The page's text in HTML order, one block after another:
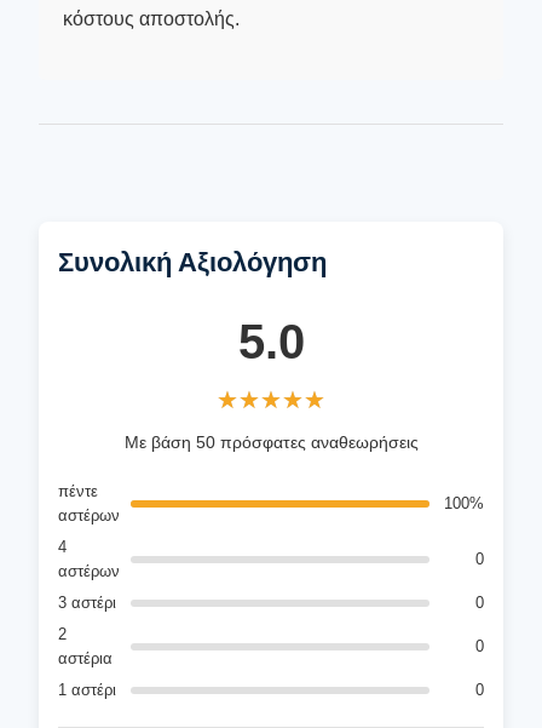
κόστους αποστολής.
Συνολική Αξιολόγηση
5.0
★★★★★
★★★★★
Με βάση 50 πρόσφατες αναθεωρήσεις
πέντε
αστέρων
100%
4
αστέρων
0
3 αστέρι
0
2
αστέρια
0
1 αστέρι 0